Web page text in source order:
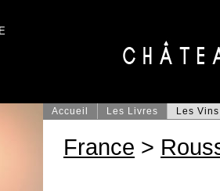
Accueil Les Livres Les Vins
France >